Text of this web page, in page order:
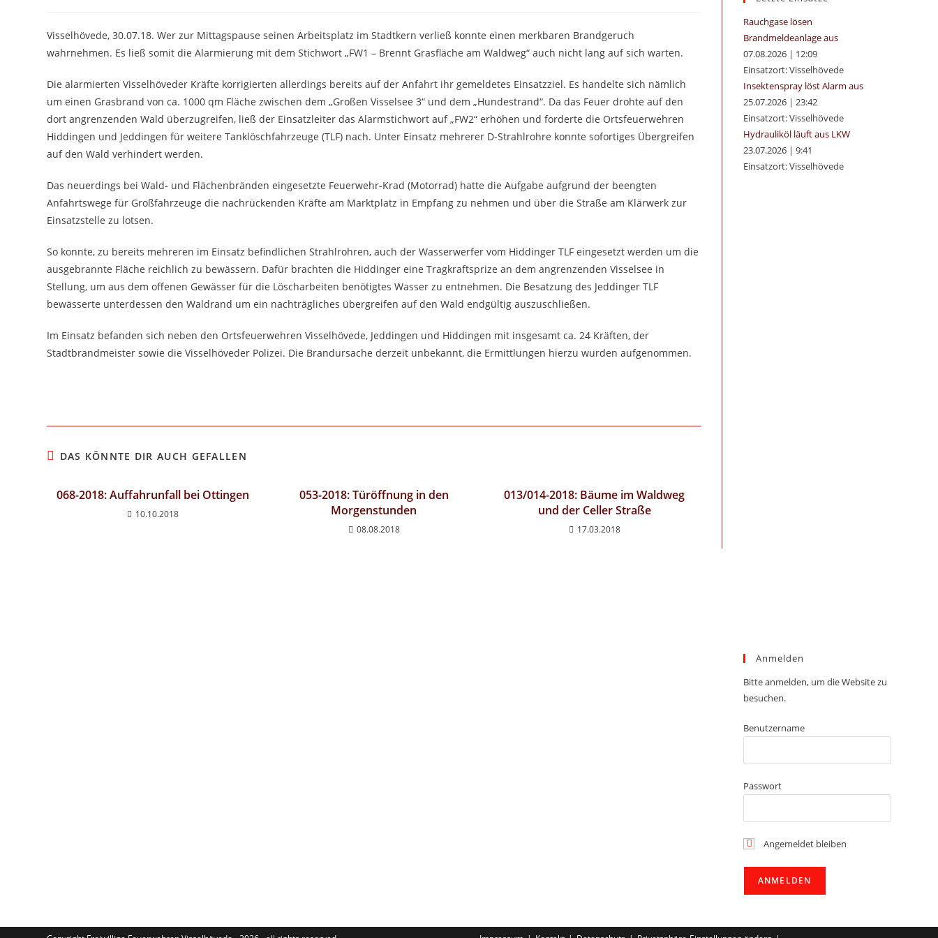
Visselhövede, 30.07.18. Wer zur Mittagspause seinen Arbeitsplatz im Stadtkern verließ konnte einen merkbaren Brandgeruch
wahrnehmen. Es ließ somit die Alarmierung mit dem Stichwort „FW1 – Brennt Grasfläche am Waldweg“ auch nicht lang auf sich warten.
Die alarmierten Visselhöveder Kräfte korrigierten allerdings bereits auf der Anfahrt ihr gemeldetes Einsatzziel. Es handelte sich nämlich
um einen Grasbrand von ca. 1000 qm Fläche zwischen dem „Großen Visselsee 3“ und dem „Hundestrand“. Da das Feuer drohte auf den
dort angrenzenden Wald überzugreifen, ließ der Einsatzleiter das Alarmstichwort auf „FW2“ erhöhen und forderte die Ortsfeuerwehren
Hiddingen und Jeddingen für weitere Tanklöschfahrzeuge (TLF) nach. Unter Einsatz mehrerer D-Strahlrohre konnte sofortiges Übergreifen
auf den Wald verhindert werden.
Das neuerdings bei Wald- und Flächenbränden eingesetzte Feuerwehr-Krad (Motorrad) hatte die Aufgabe aufgrund der beengten
Anfahrtswege für Großfahrzeuge die nachrückenden Kräfte am Marktplatz in Empfang zu nehmen und über die Straße am Klärwerk zur
Einsatzstelle zu lotsen.
So konnte, zu bereits mehreren im Einsatz befindlichen Strahlrohren, auch der Wasserwerfer vom Hiddinger TLF eingesetzt werden um die
ausgebrannte Fläche reichlich zu bewässern. Dafür brachten die Hiddinger eine Tragkraftsprize an dem angrenzenden Visselsee in
Stellung, um aus dem offenen Gewässer für die Löscharbeiten benötigtes Wasser zu entnehmen. Die Besatzung des Jeddinger TLF
bewässerte unterdessen den Waldrand um ein nachträgliches übergreifen auf den Wald endgültig auszuschließen.
Im Einsatz befanden sich neben den Ortsfeuerwehren Visselhövede, Jeddingen und Hiddingen mit insgesamt ca. 24 Kräften, der
Stadtbrandmeister sowie die Visselhöveder Polizei. Die Brandursache derzeit unbekannt, die Ermittlungen hierzu wurden aufgenommen.
DAS KÖNNTE DIR AUCH GEFALLEN
068-2018: Auffahrunfall bei Ottingen
10.10.2018
053-2018: Türöffnung in den
Morgenstunden
08.08.2018
013/014-2018: Bäume im Waldweg
und der Celler Straße
17.03.2018
Rauchgase lösen
Brandmeldeanlage aus
07.08.2026| 12:09
Einsatzort: Visselhövede
Insektenspray löst Alarm aus
25.07.2026| 23:42
Einsatzort: Visselhövede
Hydrauliköl läuft aus LKW
23.07.2026| 9:41
Einsatzort: Visselhövede
Anmelden
Bitte anmelden, um die Website zu
besuchen.
Benutzername
Passwort
Angemeldet bleiben